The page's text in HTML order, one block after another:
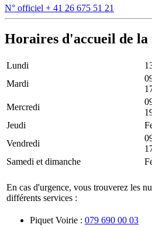
N° officiel + 41 26 675 51 21
Horaires d'accueil de
Lundi
Mardi
Mercredi
Jeudi
Vendredi
Samedi et dimanche
En cas d'urgence, vous trouverez les
différents services :
Piquet Voirie : 079 690 00 03